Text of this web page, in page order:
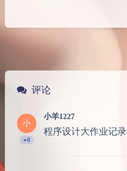
豆
评论
小
0
小羊1227
程序设计大作业记录